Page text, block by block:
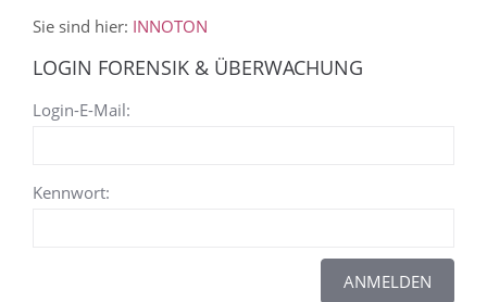
Sie sind hier: INNOTON
LOGIN FORENSIK & ÜBERWACHUNG
Login-E-Mail:
Kennwort: